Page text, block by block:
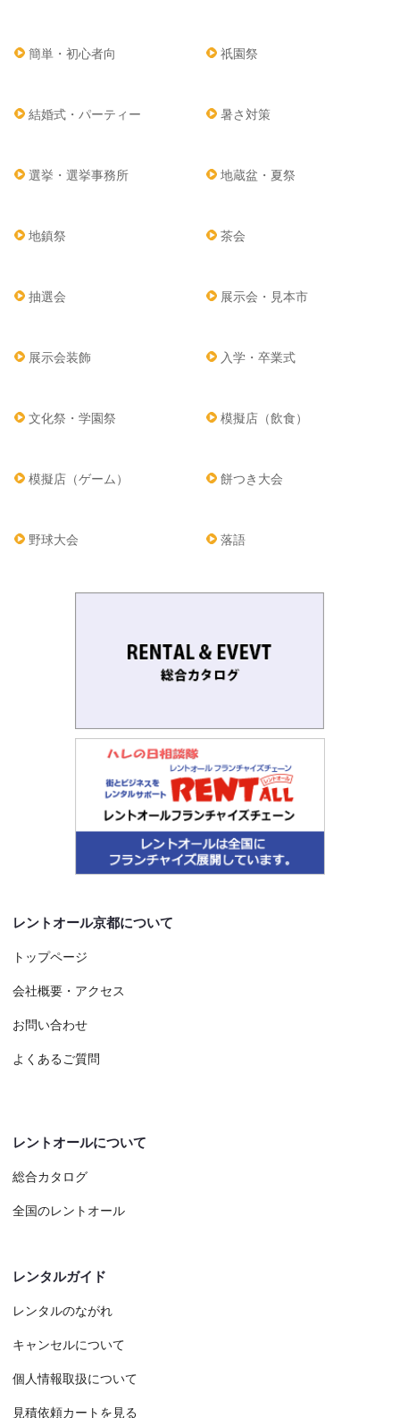
簡単・初心者向 祇園祭
結婚式・パーティー 暑さ対策
選挙・選挙事務所 地蔵盆・夏祭
地鎮祭 茶会
抽選会 展示会・見本市
展示会装飾 入学・卒業式
文化祭・学園祭 模擬店（飲食）
模擬店（ゲーム） 餅つき大会
野球大会 落語
レントオール京都について
トップページ
会社概要・アクセス
お問い合わせ
よくあるご質問
レントオールについて
総合カタログ
全国のレントオール
レンタルガイド
レンタルのながれ
キャンセルについて
個人情報取扱について
見積依頼カートを見る